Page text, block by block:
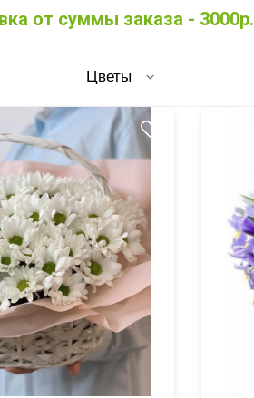
от суммы заказа - 3000р.
Цветы
40 см